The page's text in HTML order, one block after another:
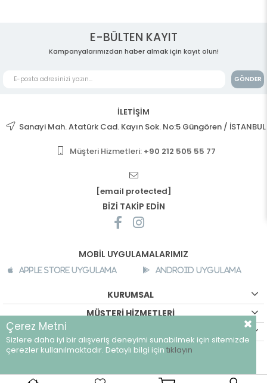
E-BÜLTEN KAYIT
Kampanyalarımızdan haber almak için kayıt olun!
GÖNDER
İLETİŞİM
Sanayi Mah. Atatürk Cad. Kayın Sok. No:5 Güngören / İSTANBUL
Müşteri Hizmetleri: +90 212 505 55 77
[email protected]
BİZİ TAKİP EDİN
MOBİL UYGULAMALARIMIZ
Apple Store Uygulama Android Uygulama
KURUMSAL
MÜŞTERİ HİZMETLERİ
©breeze.com.tr - Tüm hakları saklıdır.
Çerez Metni
Sizlere daha iyi bir alışveriş deneyimi sunabilmek için sitemizde
çerezler kullanılmaktadır. Detaylı bilgi için tıklayın